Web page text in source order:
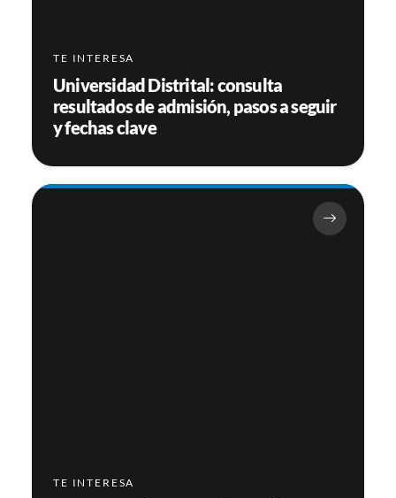
TE INTERESA
Universidad Distrital: consulta
resultados de admisión, pasos a seguir
y fechas clave
TE INTERESA